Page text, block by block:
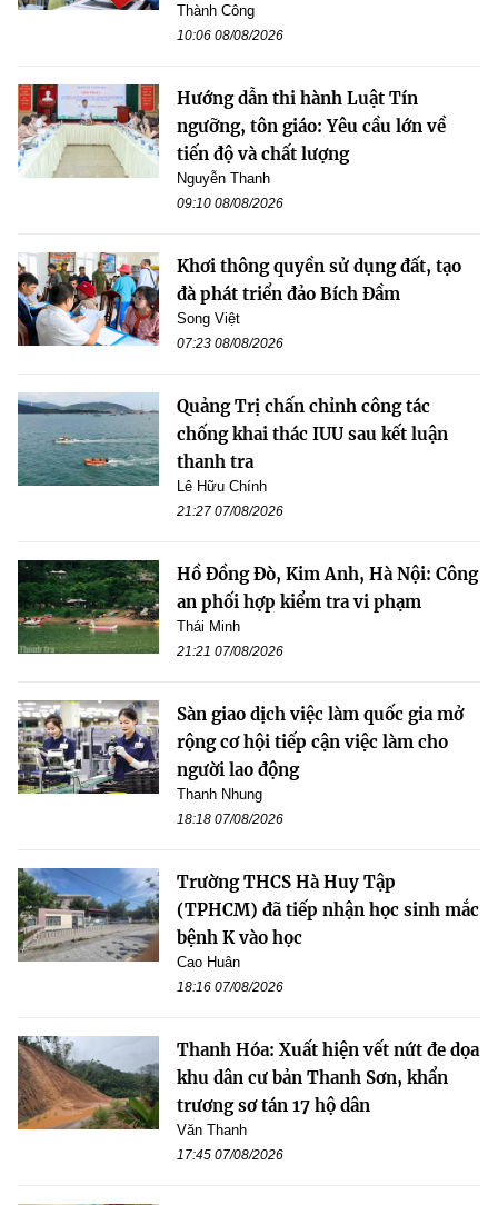
Thành Công
10:06 08/08/2026
Hướng dẫn thi hành Luật Tín
ngưỡng, tôn giáo: Yêu cầu lớn về
tiến độ và chất lượng
Nguyễn Thanh
09:10 08/08/2026
Khơi thông quyền sử dụng đất, tạo
đà phát triển đảo Bích Đầm
Song Việt
07:23 08/08/2026
Quảng Trị chấn chỉnh công tác
chống khai thác IUU sau kết luận
thanh tra
Lê Hữu Chính
21:27 07/08/2026
Hồ Đồng Đò, Kim Anh, Hà Nội: Công
an phối hợp kiểm tra vi phạm
Thái Minh
21:21 07/08/2026
Sàn giao dịch việc làm quốc gia mở
rộng cơ hội tiếp cận việc làm cho
người lao động
Thanh Nhung
18:18 07/08/2026
Trường THCS Hà Huy Tập
(TPHCM) đã tiếp nhận học sinh mắc
bệnh K vào học
Cao Huân
18:16 07/08/2026
Thanh Hóa: Xuất hiện vết nứt đe dọa
khu dân cư bản Thanh Sơn, khẩn
trương sơ tán 17 hộ dân
Văn Thanh
17:45 07/08/2026